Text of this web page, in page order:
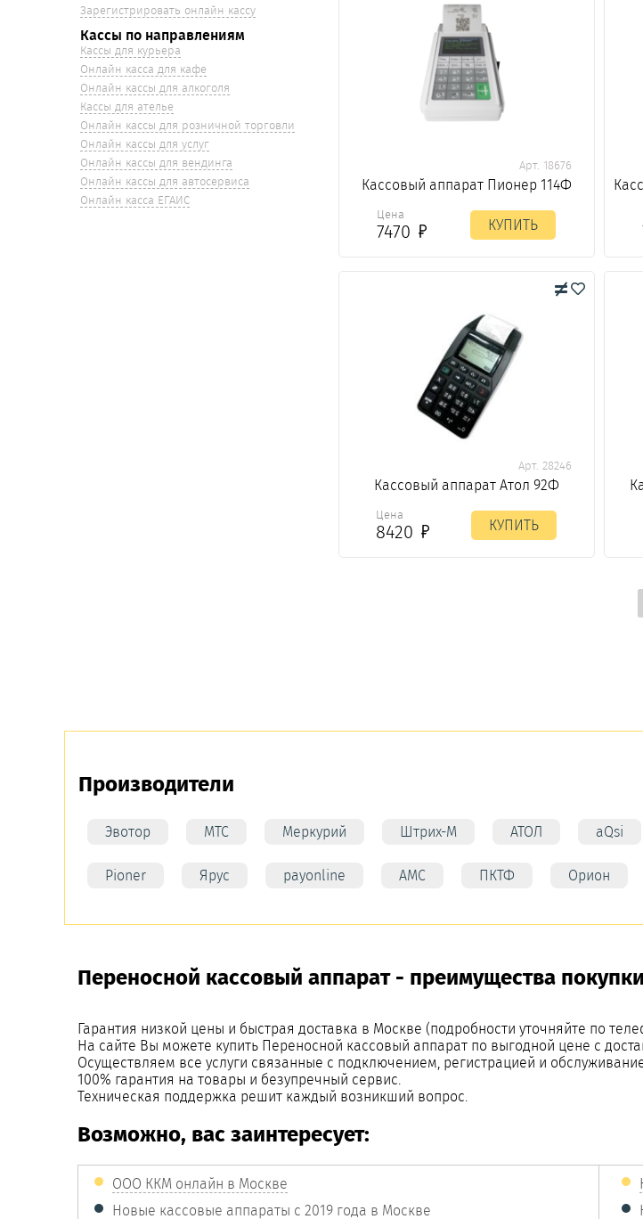
Зарегистрировать онлайн кассу
Кассы по направлениям
Кассы для курьера
Онлайн касса для кафе
Онлайн кассы для алкоголя
Кассы для ателье
Онлайн кассы для розничной торговли
Онлайн кассы для услуг
Онлайн кассы для вендинга
Онлайн кассы для автосервиса
Онлайн касса ЕГАИС
Арт. 18676
Кассовый аппарат Пионер 114Ф
Цена
7470 КУПИТЬ
Арт. 28246
Кассовый аппарат Атол 92Ф
Цена
8420 КУПИТЬ
Производители
Эвотор МТС Меркурий Штрих-М АТОЛ aQsi
Pioner Ярус payonline АМС ПКТФ Орион
Переносной кассовый аппарат - преимущества
Гарантия низкой цены и быстрая доставка в Москве (подробности уточняйте по
На сайте Вы можете купить Переносной кассовый аппарат по выгодной цене с
Осуществляем все услуги связанные с подключением, регистрацией и
100% гарантия на товары и безупречный сервис.
Техническая поддержка решит каждый возникший вопрос.
Возможно, вас заинтересует:
ООО ККМ онлайн в Москве
Новые кассовые аппараты с 2019 года в Москве